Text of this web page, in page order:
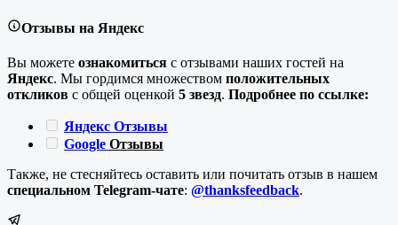
Отзывы на Яндекс
Вы можете ознакомиться с отзывами наших гостей на
Яндекс. Мы гордимся множеством положительных
откликов с общей оценкой 5 звезд. Подробнее по ссылке:
Яндекс Отзывы
Google Отзывы
Также, не стесняйтесь оставить или почитать отзыв в нашем
специальном Telegram-чате: @thanksfeedback.